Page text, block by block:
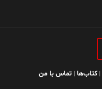
|کتاب‌ها |تماس با من